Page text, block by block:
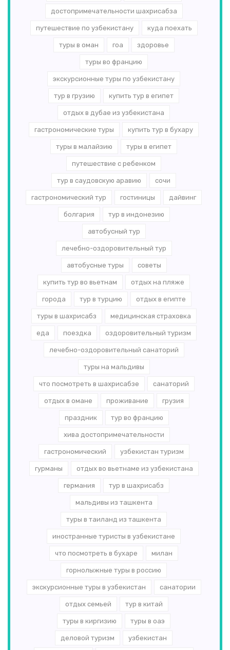
достопримечательности шахрисабза
путешествие по узбекистану куда поехать
туры в оман гоа здоровье
туры во францию
экскурсионные туры по узбекистану
тур в грузию купить тур в египет
отдых в дубае из узбекистана
гастрономические туры купить тур в бухару
туры в малайзию туры в египет
путешествие с ребенком
тур в саудовскую аравию сочи
гастрономический тур гостиницы дайвинг
болгария тур в индонезию
автобусный тур
лечебно-оздоровительный тур
автобусные туры советы
купить тур во вьетнам отдых на пляже
города тур в турцию отдых в египте
туры в шахрисабз медицинская страховка
еда поездка оздоровительный туризм
лечебно-оздоровительный санаторий
туры на мальдивы
что посмотреть в шахрисабзе санаторий
отдых в омане проживание грузия
праздник тур во францию
хива достопримечательности
гастрономический узбекистан туризм
гурманы отдых во вьетнаме из узбекистана
германия тур в шахрисабз
мальдивы из ташкента
туры в таиланд из ташкента
иностранные туристы в узбекистане
что посмотреть в бухаре милан
горнолыжные туры в россию
экскурсионные туры в узбекистан санатории
отдых семьей тур в китай
туры в киргизию туры в оаэ
деловой туризм узбекистан